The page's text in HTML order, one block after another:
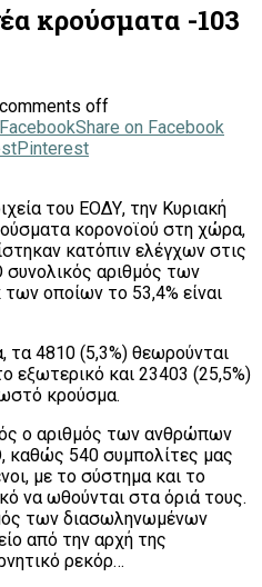
κρούσματα -103
comments off
Share on Facebook
Pinterest
του ΕΟΔΥ, την Κυριακή
κορονοϊού στη χώρα,
κατόπιν ελέγχων στις
αριθμός των
οποίων το 53,4% είναι
τα 4810 (5,3%) θεωρούνται
εξωτερικό και 23403 (25,5%)
κρούσμα.
ο αριθμός των ανθρώπων
καθώς 540 συμπολίτες μας
με το σύστημα και το
να ωθούνται στα όριά τους.
των διασωληνωμένων
από την αρχή της
ρεκόρ…